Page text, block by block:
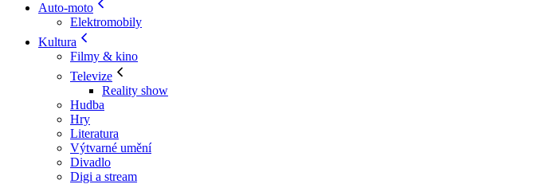
Auto-moto
Elektromobily
Kultura
Filmy & kino
Televize
Reality show
Hudba
Hry
Literatura
Výtvarné umění
Divadlo
Digi a stream